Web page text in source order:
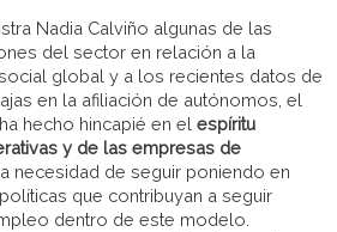
Nadia Calviño algunas de las
del sector en relación a la
global y a los recientes datos de
en la afiliación de autónomos, el
hecho hincapié en el espíritu
y de las empresas de
necesidad de seguir poniendo en
que contribuyan a seguir
dentro de este modelo.